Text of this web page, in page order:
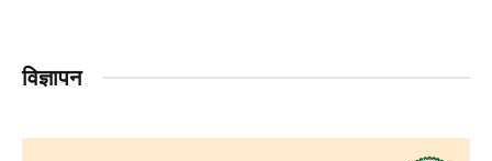
विज्ञापन